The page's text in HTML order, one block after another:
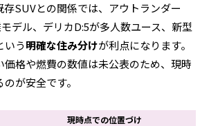
存SUVとの関係では、アウトランダー
デル、デリカD:5が多人数ユース、新型
いう明確な住み分けが利点になります。
価格や燃費の数値は未公表のため、現時
が安全です。
現時点での位置づけ